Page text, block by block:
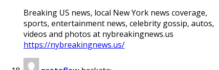
Breaking US news, local New York news coverage,
sports, entertainment news, celebrity gossip, autos,
videos and photos at nybreakingnews.us
https://nybreakingnews.us/